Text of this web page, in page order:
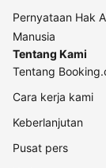
Pernyataan Hak
Manusia
Tentang Kami
Tentang
Cara kerja kami
Keberlanjutan
Pusat pers